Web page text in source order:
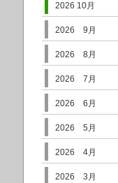
2026 10月
2026 9月
2026 8月
2026 7月
2026 6月
2026 5月
2026 4月
2026 3月